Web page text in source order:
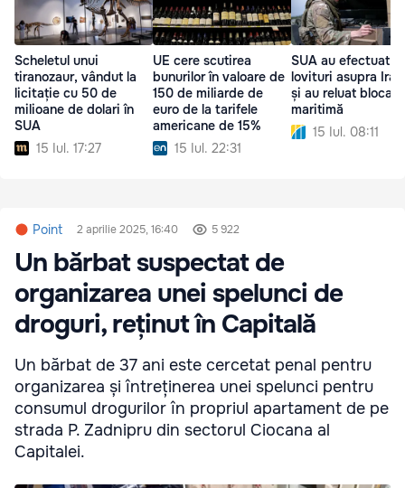
Scheletul unui
tiranozaur, vândut la
licitație cu 50 de
milioane de dolari în
SUA
15 Iul. 17:27
UE cere scutirea
bunurilor în valoare de
150 de miliarde de
euro de la tarifele
americane de 15%
15 Iul. 22:31
SUA au efectuat
lovituri asupra
și au reluat
maritimă
15 Iul. 08:11
Point 2 aprilie 2025, 16:40 5 922
Un bărbat suspectat de
organizarea unei spelunci de
droguri, reținut în Capitală
Un bărbat de 37 ani este cercetat penal pentru
organizarea și întreținerea unei spelunci pentru
consumul drogurilor în propriul apartament de pe
strada P. Zadnipru din sectorul Ciocana al
Capitalei.